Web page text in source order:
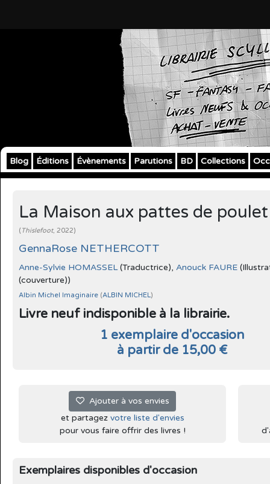
Blog Éditions Évènements Parutions BD Collections
La Maison aux pattes de poulet
( Thislefoot, 2022)
GennaRose NETHERCOTT
Anne-Sylvie HOMASSEL(Traductrice), Anouck FAURE
(couverture))
Albin Michel Imaginaire (ALBIN MICHEL)
Livre neuf indisponible à la librairie.
1 exemplaire d'occasion
à partir de 15,00 €
Ajouter à vos envies
et partagez votre liste d'envies
pour vous faire offrir des livres !
Exemplaires disponibles d'occasion